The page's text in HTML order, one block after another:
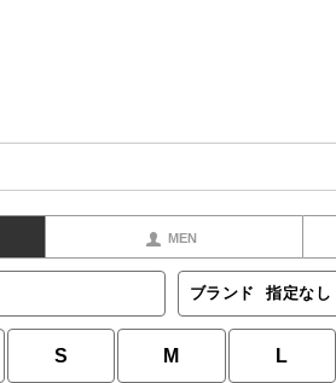
MEN
ブランド 指定なし
S M L